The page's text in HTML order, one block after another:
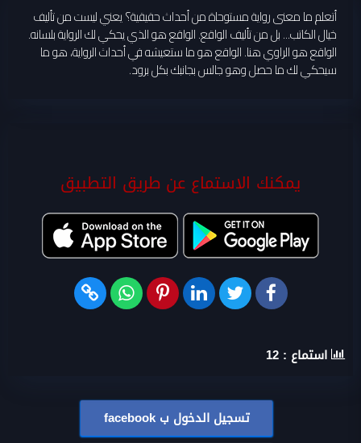
أتعلم ما معنى رواية مستوحاة من أحداث حقيقية؟ يعني ليست من تأليف
خيال الكاتب... بل من تأليف الواقع. الواقع هو الذي يحكي لك الرواية بلسانه.
الواقع هو الراوي هنا. الواقع هو ما ستعيشه في أحداث الرواية، هو ما
سيحكي لك ما حصل وهو جالس بجانبك بكل برود.
يمكنك الاستماع عن طريق التطبيق
استماع : 12
تسجيل الدخول بfacebook